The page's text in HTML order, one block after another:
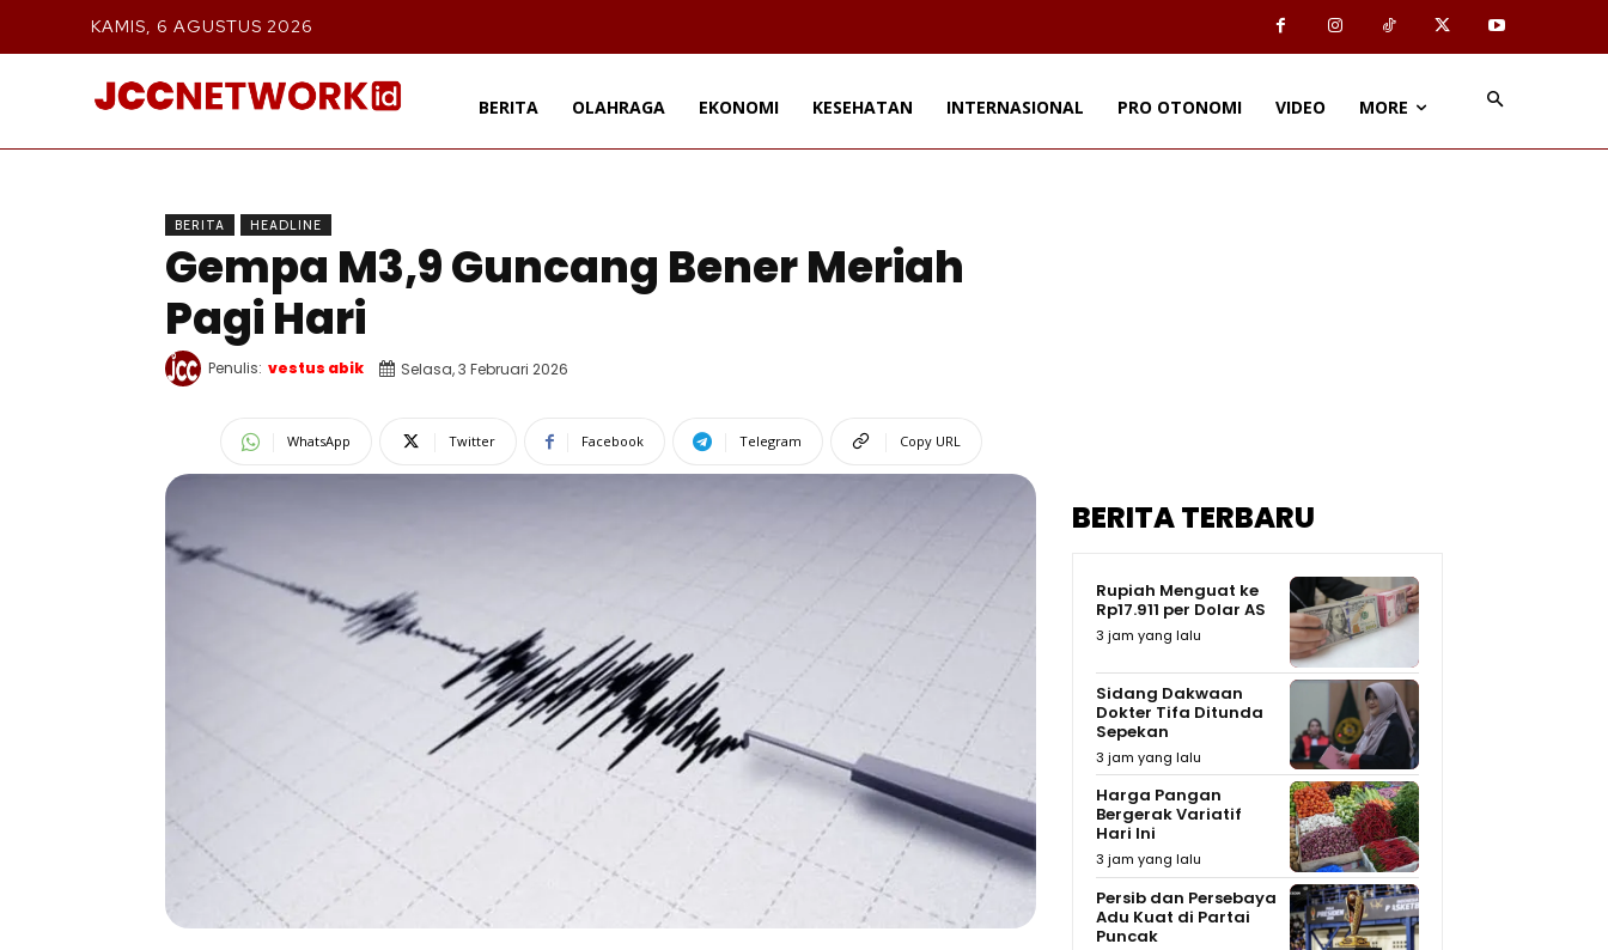
KAMIS, 6 AGUSTUS 2026
BERITA OLAHRAGA EKONOMI KESEHATAN INTERNASIONAL PRO OTONOMI VIDEO MORE
BERITA HEADLINE
Gempa M3,9 Guncang Bener Meriah
Pagi Hari
Penulis: vestus abik Selasa, 3 Februari 2026
WhatsApp Twitter Facebook Telegram Copy URL
BERITA TERBARU
Rupiah Menguat ke
Rp17.911 per Dolar AS
3 jam yang lalu
Sidang Dakwaan
Dokter Tifa Ditunda
Sepekan
3 jam yang lalu
Harga Pangan
Bergerak Variatif
Hari Ini
3 jam yang lalu
Persib dan Persebaya
Adu Kuat di Partai
Puncak